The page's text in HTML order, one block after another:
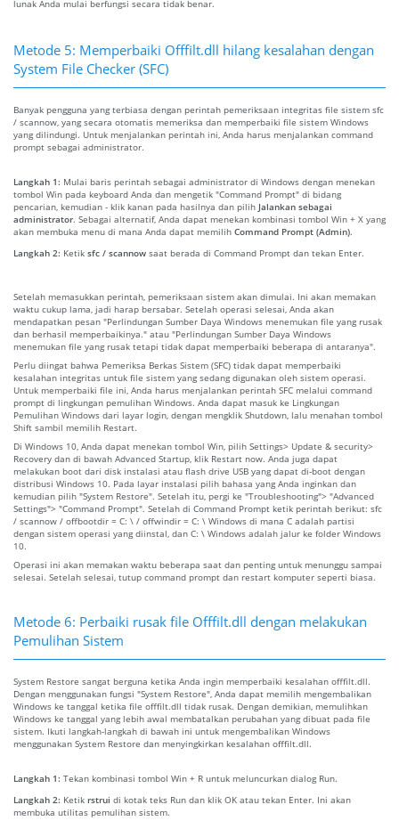
lunak Anda mulai berfungsi secara tidak benar.
Metode 5: Memperbaiki Offfilt.dll hilang kesalahan dengan
System File Checker (SFC)
Banyak pengguna yang terbiasa dengan perintah pemeriksaan integritas file sistem sfc
/ scannow, yang secara otomatis memeriksa dan memperbaiki file sistem Windows
yang dilindungi. Untuk menjalankan perintah ini, Anda harus menjalankan command
prompt sebagai administrator.
Langkah 1: Mulai baris perintah sebagai administrator di Windows dengan menekan
tombol Win pada keyboard Anda dan mengetik "Command Prompt" di bidang
pencarian, kemudian - klik kanan pada hasilnya dan pilih Jalankan sebagai
administrator. Sebagai alternatif, Anda dapat menekan kombinasi tombol Win + X yang
akan membuka menu di mana Anda dapat memilih Command Prompt (Admin).
Langkah 2: Ketik sfc / scannow saat berada di Command Prompt dan tekan Enter.
Setelah memasukkan perintah, pemeriksaan sistem akan dimulai. Ini akan memakan
waktu cukup lama, jadi harap bersabar. Setelah operasi selesai, Anda akan
mendapatkan pesan "Perlindungan Sumber Daya Windows menemukan file yang rusak
dan berhasil memperbaikinya." atau "Perlindungan Sumber Daya Windows
menemukan file yang rusak tetapi tidak dapat memperbaiki beberapa di antaranya".
Perlu diingat bahwa Pemeriksa Berkas Sistem (SFC) tidak dapat memperbaiki
kesalahan integritas untuk file sistem yang sedang digunakan oleh sistem operasi.
Untuk memperbaiki file ini, Anda harus menjalankan perintah SFC melalui command
prompt di lingkungan pemulihan Windows. Anda dapat masuk ke Lingkungan
Pemulihan Windows dari layar login, dengan mengklik Shutdown, lalu menahan tombol
Shift sambil memilih Restart.
Di Windows 10, Anda dapat menekan tombol Win, pilih Settings> Update & security>
Recovery dan di bawah Advanced Startup, klik Restart now. Anda juga dapat
melakukan boot dari disk instalasi atau flash drive USB yang dapat di-boot dengan
distribusi Windows 10. Pada layar instalasi pilih bahasa yang Anda inginkan dan
kemudian pilih "System Restore". Setelah itu, pergi ke "Troubleshooting"> "Advanced
Settings"> "Command Prompt". Setelah di Command Prompt ketik perintah berikut: sfc
/ scannow / offbootdir = C: \ / offwindir = C: \ Windows di mana C adalah partisi
dengan sistem operasi yang diinstal, dan C: \ Windows adalah jalur ke folder Windows
10.
Operasi ini akan memakan waktu beberapa saat dan penting untuk menunggu sampai
selesai. Setelah selesai, tutup command prompt dan restart komputer seperti biasa.
Metode 6: Perbaiki rusak file Offfilt.dll dengan melakukan
Pemulihan Sistem
System Restore sangat berguna ketika Anda ingin memperbaiki kesalahan offfilt.dll.
Dengan menggunakan fungsi "System Restore", Anda dapat memilih mengembalikan
Windows ke tanggal ketika file offfilt.dll tidak rusak. Dengan demikian, memulihkan
Windows ke tanggal yang lebih awal membatalkan perubahan yang dibuat pada file
sistem. Ikuti langkah-langkah di bawah ini untuk mengembalikan Windows
menggunakan System Restore dan menyingkirkan kesalahan offfilt.dll.
Langkah 1: Tekan kombinasi tombol Win + R untuk meluncurkan dialog Run.
Langkah 2: Ketik rstrui di kotak teks Run dan klik OK atau tekan Enter. Ini akan
membuka utilitas pemulihan sistem.